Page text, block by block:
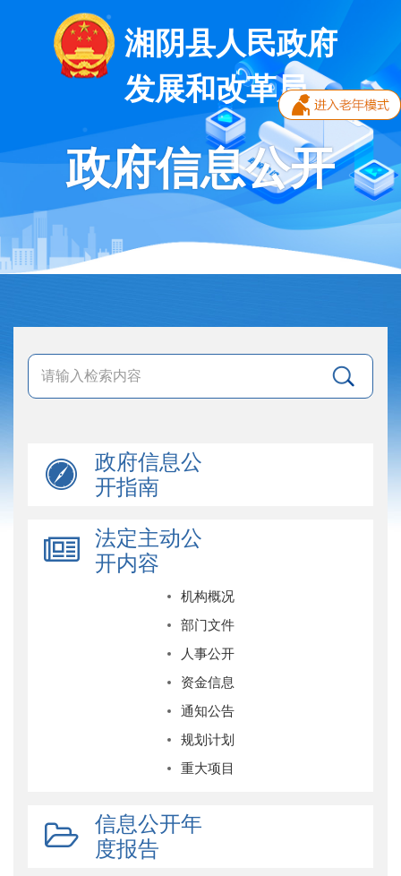
湘阴县人民政府
发展和改革局
政府信息公开
政府信息公
开指南
法定主动公
开内容
机构概况
部门文件
人事公开
资金信息
通知公告
规划计划
重大项目
信息公开年
度报告